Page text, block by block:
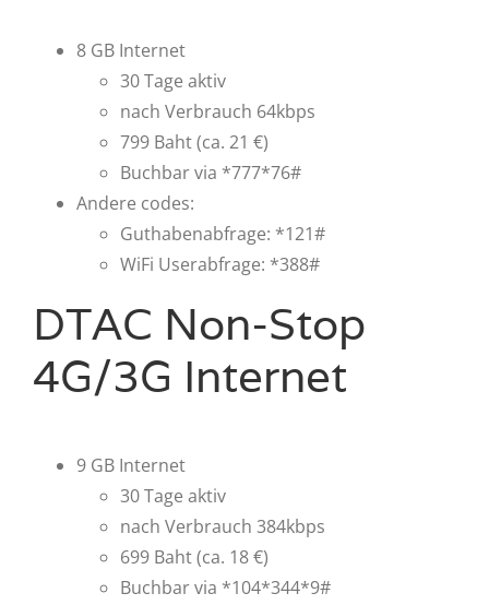
8 GB Internet
30 Tage aktiv
nach Verbrauch 64kbps
799 Baht (ca. 21 €)
Buchbar via *777*76#
Andere codes:
Guthabenabfrage: *121#
WiFi Userabfrage: *388#
DTAC Non-Stop
4G/3G Internet
9 GB Internet
30 Tage aktiv
nach Verbrauch 384kbps
699 Baht (ca. 18 €)
Buchbar via *104*344*9#